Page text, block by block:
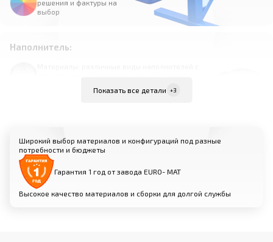
решения и фактуры на
выбор
Наполнитель:
Торцевые накладки:
Материалы: массив дерева или
Показать все детали +3
Широкий выбор материалов и конфигураций под разные
потребности и бюджеты
Гарантия 1 год от завода EURO- МАТ
Высокое качество материалов и сборки для долгой службы